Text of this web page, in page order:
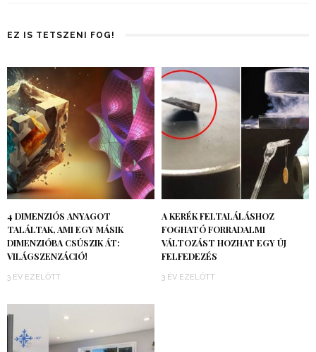
EZ IS TETSZENI FOG!
4 DIMENZIÓS ANYAGOT
TALÁLTAK, AMI EGY MÁSIK
DIMENZIÓBA CSÚSZIK ÁT:
VILÁGSZENZÁCIÓ!
3 ÉV EZELŐTT
A KERÉK FELTALÁLÁSHOZ
FOGHATÓ FORRADALMI
VÁLTOZÁST HOZHAT EGY ÚJ
FELFEDEZÉS
3 ÉV EZELŐTT